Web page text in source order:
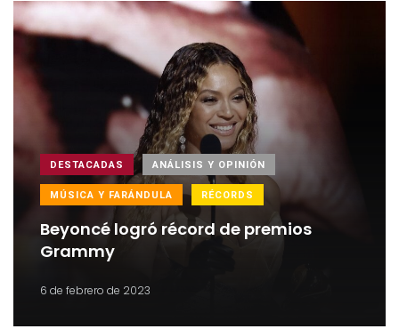
DESTACADAS ANÁLISIS Y OPINIÓN
MÚSICA Y FARÁNDULA RÉCORDS
Beyoncé logró récord de premios
Grammy
6 de febrero de 2023